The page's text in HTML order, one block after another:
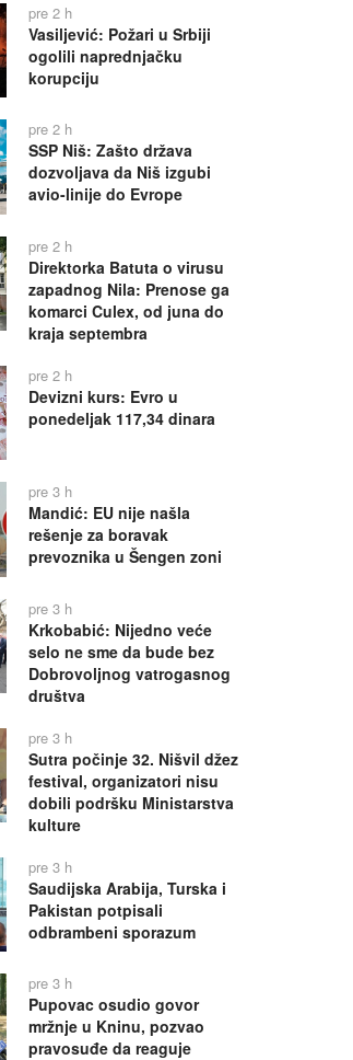
pre 2 h
Vasiljević: Požari u Srbiji
ogolili naprednjačku
korupciju
pre 2 h
SSP Niš: Zašto država
dozvoljava da Niš izgubi
avio-linije do Evrope
pre 2 h
Direktorka Batuta o virusu
zapadnog Nila: Prenose ga
komarci Culex, od juna do
kraja septembra
pre 2 h
Devizni kurs: Evro u
ponedeljak 117,34 dinara
pre 3 h
Mandić: EU nije našla
rešenje za boravak
prevoznika u Šengen zoni
pre 3 h
Krkobabić: Nijedno veće
selo ne sme da bude bez
Dobrovoljnog vatrogasnog
društva
pre 3 h
Sutra počinje 32. Nišvil džez
festival, organizatori nisu
dobili podršku Ministarstva
kulture
pre 3 h
Saudijska Arabija, Turska i
Pakistan potpisali
odbrambeni sporazum
pre 3 h
Pupovac osudio govor
mržnje u Kninu, pozvao
pravosuđe da reaguje